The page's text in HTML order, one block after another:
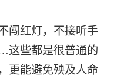
闯红灯，不接听手
这些都是很普通的
更能避免殃及人命